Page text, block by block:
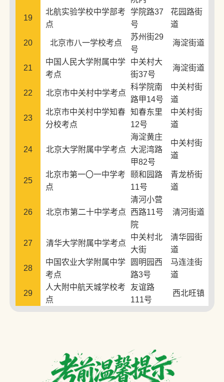
19
北航实验学校中学部考
点
学院路37
号
花园路街
道
20 北京市八一学校考点
苏州街29
号
海淀街道
21
中国人民大学附属中学
考点
中关村大
街37号
海淀街道
22 北京市中关村中学考点
科学院南
路甲14号
中关村街
道
23
北京市中关村中学知春
分校考点
知春东里
12号
中关村街
道
24 北京大学附属中学考点
海淀黄庄
大泥湾路
甲82号
中关村街
道
25
北京市第一〇一中学考
点
颐和园路
11号
青龙桥街
道
26 北京市第二十中学考点
清河小营
西路11号
院
清河街道
27 清华大学附属中学考点
中关村北
大街
清华园街
道
28
中国农业大学附属中学
考点
圆明园西
路3号
马连洼街
道
29
人大附中航天城学校考
点
友谊路
111号
西北旺镇